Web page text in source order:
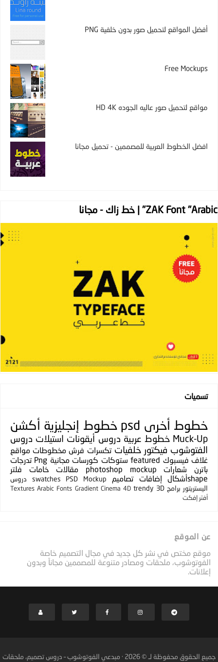
أفضل المواقع لتحميل صور بدون خلفية PNG
Free Mockups
مواقع لتحميل صور عاليه الجوده HD 4K
افضل الخطوط العربية للمصممين - تحميل مجانا
ZAK Font "Arabic" | خط زاك - مجانا
تسميات
خطوط أخرى psd خطوط إنجليزية أكشن
Muck-Up خطوط عربية دروس أيقونات استيلات دروس
الفتوشوب فيكتور خلفيات تكسرات فرش مخطوطات مواقع
غلاف فيسبوك featured ستوكات كورسات مجانية Png تدرجات
باترن
شعارات photoshop mockup مقالات خامات
فلتر
shapeأشكال
إضافات تصاميم PSD Mockup
swatches
دروس
اليستريتور برامج 3D
trendy
Cinema 4D
Gradient
Arabic Fonts
Textures
أفتر إفكت
عن الموقع
موقع مختص في نشر كل جديد في مجال التصميم خاصة
الفوتوشوب، ملحقات ومصادر متنوعة للمصممين مجاناً وبدون
إعلانات.
جميع الحقوق محفوظة لـ ©2026
· مبدعي الفوتوشوب – دروس تصميم، ملحقات